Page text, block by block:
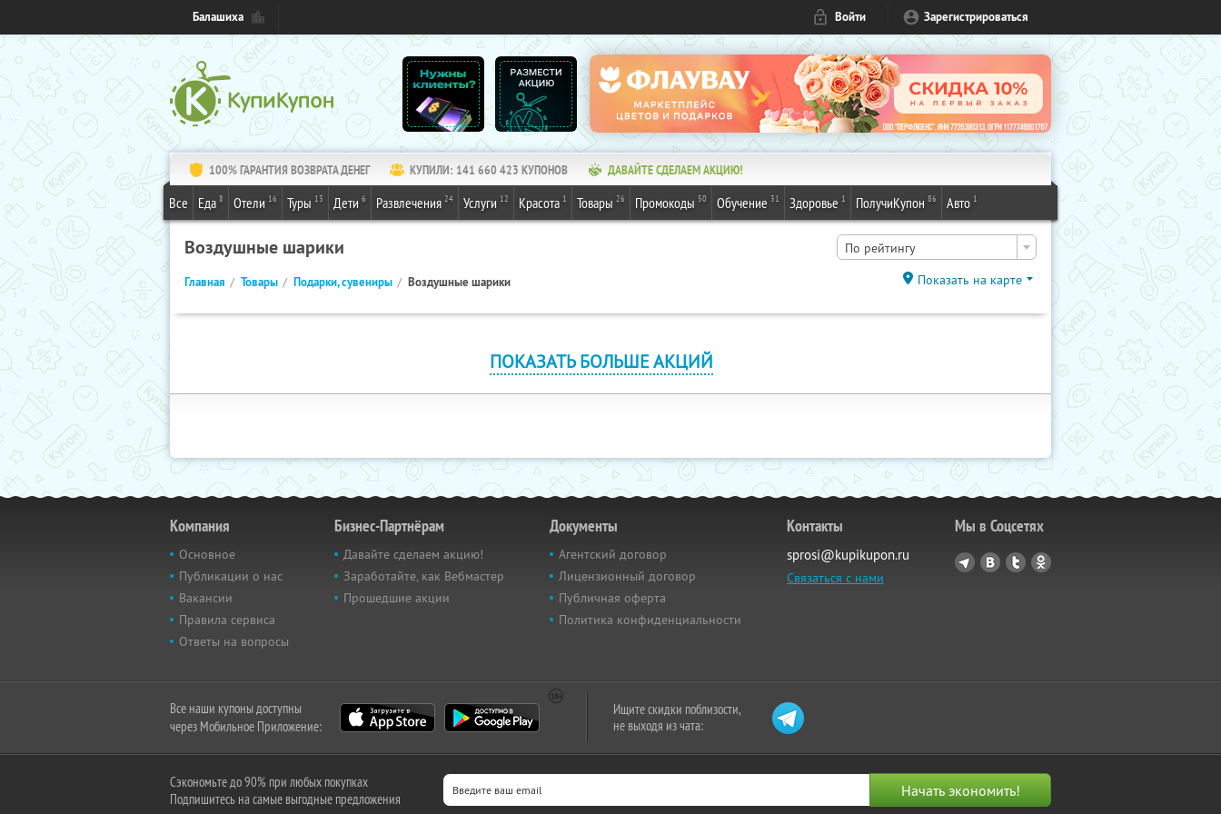
Балашиха Войти Зарегистрироваться
100% ГАРАНТИЯ ВОЗВРАТА ДЕНЕГ КУПИЛИ: 141 660 423 КУПОНОВ ДАВАЙТЕ СДЕЛАЕМ АКЦИЮ!
Все Еда 8 Отели 16 Туры 13 Дети 6 Развлечения 24 Услуги 12 Красота 1 Товары 26 Промокоды 50 Обучение 31 Здоровье 1 ПолучиКупон 86 Авто 1
Воздушные шарики По рейтингу
Главная Товары Подарки, сувениры Воздушные шарики Показать на карте
ПОКАЗАТЬ БОЛЬШЕ АКЦИЙ
Компания
Основное
Публикации о нас
Вакансии
Правила сервиса
Ответы на вопросы
Бизнес-Партнёрам
Давайте сделаем акцию!
Заработайте, как Вебмастер
Прошедшие акции
Документы
Агентский договор
Лицензионный договор
Публичная оферта
Политика конфиденциальности
Контакты
sprosi@kupikupon.ru
Связаться с нами
Мы в Соцсетях
Все наши купоны доступны
через Мобильное Приложение:
Ищите скидки поблизости,
не выходя из чата:
Сэкономьте до 90% при любых покупках
Подпишитесь на самые выгодные предложения